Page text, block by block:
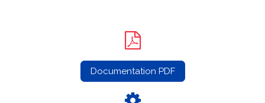
Documentation PDF